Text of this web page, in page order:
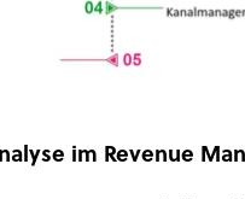
im Revenue